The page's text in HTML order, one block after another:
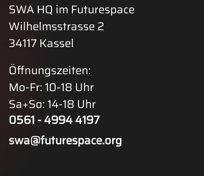
SWA HQ im Futurespace
Wilhelmsstrasse 2
34117 Kassel
Öffnungszeiten:
Mo-Fr: 10-18 Uhr
Sa+So: 14-18 Uhr
0561 - 4994 4197
swa@futurespace.org